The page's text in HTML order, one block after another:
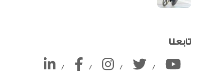
تابعنا
/ / / /